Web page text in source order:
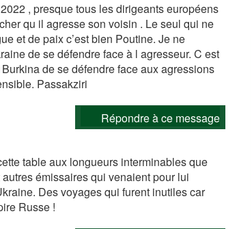
, presque tous les dirigeants européens
qu il agresse son voisin . Le seul qui ne
et de paix c’est bien Poutine. Je ne
de se défendre face à l agresseur. C est
de se défendre face aux agressions
Passakziri
Répondre à ce message
table aux longueurs interminables que
émissaires qui venaient pour lui
Des voyages qui furent inutiles car
Russe !